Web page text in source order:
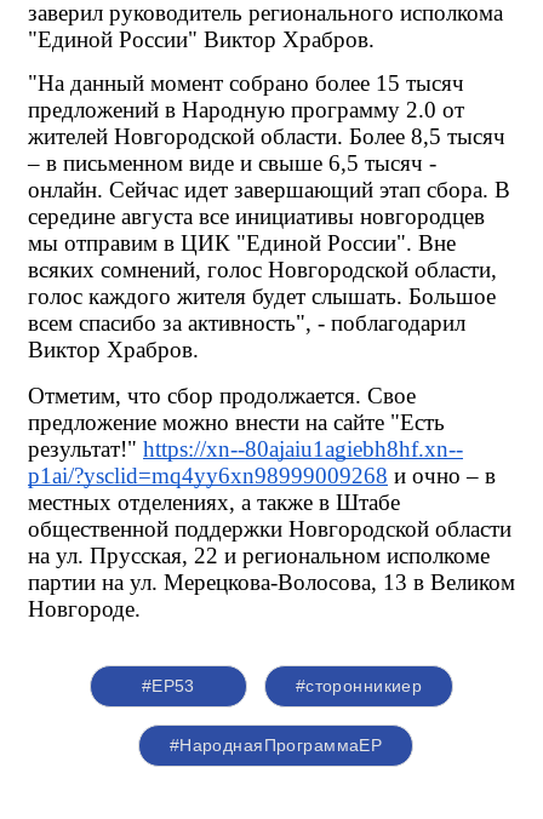
заверил руководитель регионального исполкома
"Единой России" Виктор Храбров.
"На данный момент собрано более 15 тысяч
предложений в Народную программу 2.0 от
жителей Новгородской области. Более 8,5 тысяч
– в письменном виде и свыше 6,5 тысяч -
онлайн. Сейчас идет завершающий этап сбора. В
середине августа все инициативы новгородцев
мы отправим в ЦИК "Единой России". Вне
всяких сомнений, голос Новгородской области,
голос каждого жителя будет слышать. Большое
всем спасибо за активность", - поблагодарил
Виктор Храбров.
Отметим, что сбор продолжается. Свое
предложение можно внести на сайте "Есть
результат!" https://xn--80ajaiu1agiebh8hf.xn--
p1ai/?ysclid=mq4yy6xn98999009268 и очно – в
местных отделениях, а также в Штабе
общественной поддержки Новгородской области
на ул. Прусская, 22 и региональном исполкоме
партии на ул. Мерецкова-Волосова, 13 в Великом
Новгороде.
#ЕР53 #сторонникиер
#НароднаяПрограммаЕР